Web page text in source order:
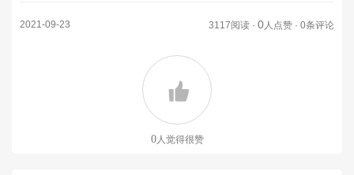
2021-09-23 3117阅读 · 0人点赞 · 0条评论
0人觉得很赞